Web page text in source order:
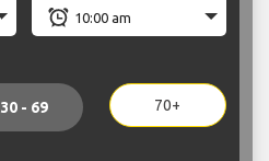
30 - 69 70+